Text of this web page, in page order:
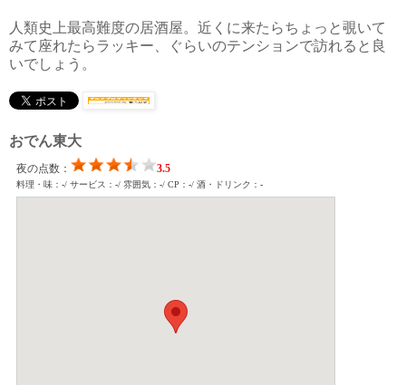
人類史上最高難度の居酒屋。近くに来たらちょっと覗いて
みて座れたらラッキー、ぐらいのテンションで訪れると良
いでしょう。
おでん東大